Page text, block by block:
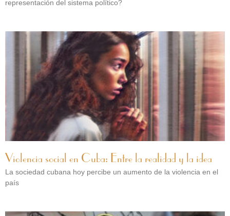
representación del sistema político?
Violencia social en Cuba: Entre la realidad y la idea
La sociedad cubana hoy percibe un aumento de la violencia en el
país